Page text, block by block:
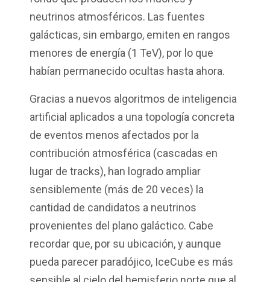
neutrinos atmosféricos. Las fuentes
galácticas, sin embargo, emiten en rangos
menores de energía (1 TeV), por lo que
habían permanecido ocultas hasta ahora.
Gracias a nuevos algoritmos de inteligencia
artificial aplicados a una topología concreta
de eventos menos afectados por la
contribución atmosférica (cascadas en
lugar de tracks), han logrado ampliar
sensiblemente (más de 20 veces) la
cantidad de candidatos a neutrinos
provenientes del plano galáctico. Cabe
recordar que, por su ubicación, y aunque
pueda parecer paradójico, IceCube es más